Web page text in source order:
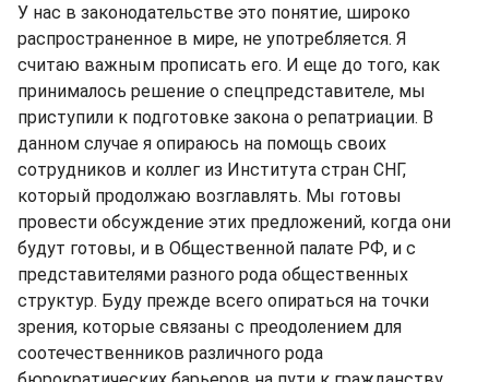
У нас в законодательстве это понятие, широко
распространенное в мире, не употребляется. Я
считаю важным прописать его. И еще до того, как
принималось решение о спецпредставителе, мы
приступили к подготовке закона о репатриации. В
данном случае я опираюсь на помощь своих
сотрудников и коллег из Института стран СНГ,
который продолжаю возглавлять. Мы готовы
провести обсуждение этих предложений, когда они
будут готовы, и в Общественной палате РФ, и с
представителями разного рода общественных
структур. Буду прежде всего опираться на точки
зрения, которые связаны с преодолением для
соотечественников различного рода